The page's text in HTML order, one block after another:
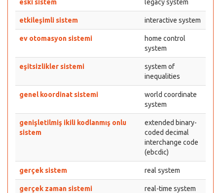
eski sistem legacy system
etkileşimli sistem interactive system
ev otomasyon sistemi
home control
system
eşitsizlikler sistemi
system of
inequalities
genel koordinat sistemi
world coordinate
system
genişletilmiş ikili kodlanmış onlu
sistem
extended binary-
coded decimal
interchange code
(ebcdic)
gerçek sistem real system
gerçek zaman sistemi real-time system